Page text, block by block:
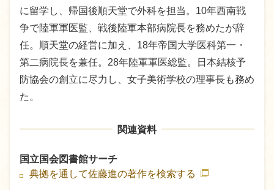
に留学し、帰国後順天堂で外科を担当。10年西南戦
争で陸軍軍医監、戦後陸軍本部病院長を務めたが辞
任。順天堂の経営に加え、18年帝国大学医科第一・
第二病院長を兼任。28年陸軍軍医総監。日本結核予
防協会の創立に尽力し、女子美術学校の理事長も務め
た。
関連資料
国立国会図書館サーチ
典拠を通して佐藤進の著作を検索する